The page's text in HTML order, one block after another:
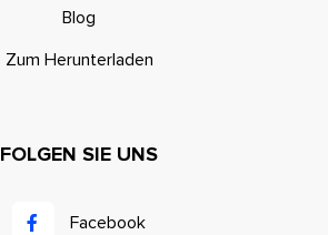
Blog
Zum Herunterladen
FOLGEN SIE UNS
Facebook